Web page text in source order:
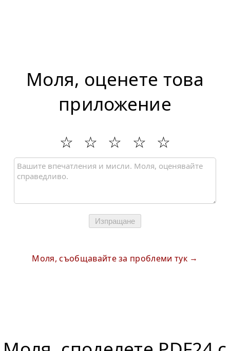
Моля, оценете това
приложение
Изпращане
Моля, съобщавайте за проблеми тук